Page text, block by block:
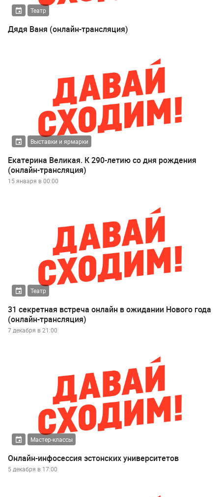
Театр
Дядя Ваня (онлайн-трансляция)
Выставки и ярмарки
Екатерина Великая. К 290-летию со дня рождения
(онлайн-трансляция)
15 января в 00:00
Театр
31 секретная встреча онлайн в ожидании Нового года
(онлайн-трансляция)
7 декабря в 21:00
Мастер-классы
Онлайн-инфосессия эстонских университетов
5 декабря в 17:00